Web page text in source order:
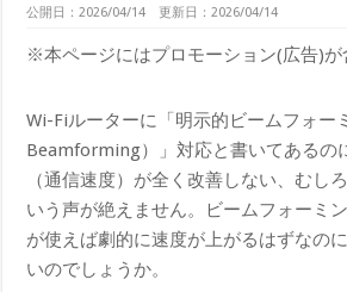
公開日：2026/04/14 更新日：2026/04/14
※本ページにはプロモーション(広告)が
Wi-Fiルーターに「明示的ビームフォー
Beamforming）」対応と書いてあるの
（通信速度）が全く改善しない、むし
いう声が絶えません。ビームフォーミ
が使えば劇的に速度が上がるはずなの
いのでしょうか。